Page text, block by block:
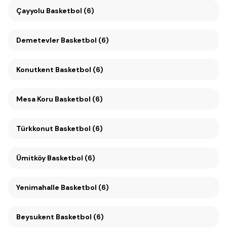
Çayyolu Basketbol (6)
Demetevler Basketbol (6)
Konutkent Basketbol (6)
Mesa Koru Basketbol (6)
Türkkonut Basketbol (6)
Ümitköy Basketbol (6)
Yenimahalle Basketbol (6)
Beysukent Basketbol (6)